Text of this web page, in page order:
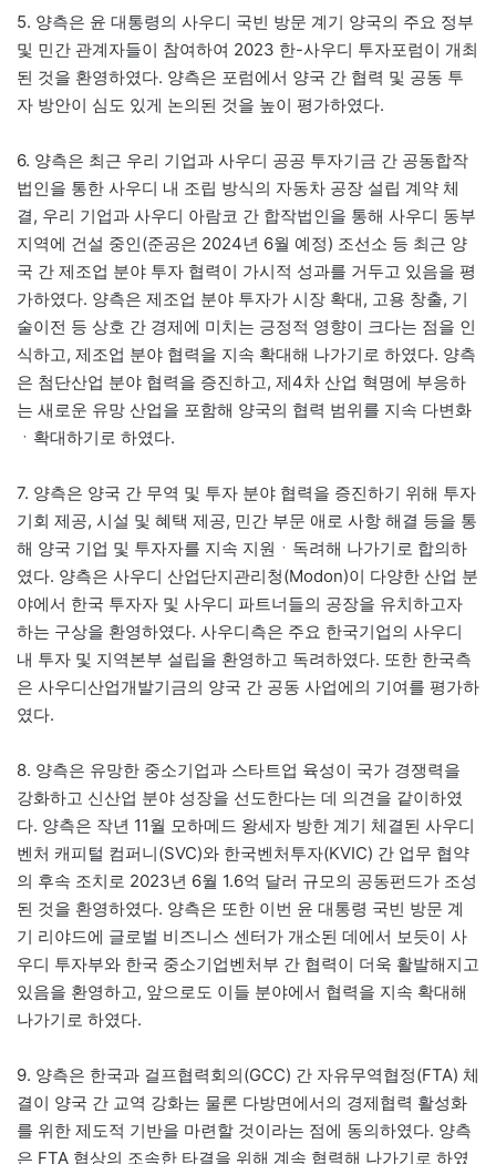
5. 양측은 윤 대통령의 사우디 국빈 방문 계기 양국의 주요 정부
및 민간 관계자들이 참여하여 2023 한-사우디 투자포럼이 개최
된 것을 환영하였다. 양측은 포럼에서 양국 간 협력 및 공동 투
자 방안이 심도 있게 논의된 것을 높이 평가하였다.
6. 양측은 최근 우리 기업과 사우디 공공 투자기금 간 공동합작
법인을 통한 사우디 내 조립 방식의 자동차 공장 설립 계약 체
결, 우리 기업과 사우디 아람코 간 합작법인을 통해 사우디 동부
지역에 건설 중인(준공은 2024년 6월 예정) 조선소 등 최근 양
국 간 제조업 분야 투자 협력이 가시적 성과를 거두고 있음을 평
가하였다. 양측은 제조업 분야 투자가 시장 확대, 고용 창출, 기
술이전 등 상호 간 경제에 미치는 긍정적 영향이 크다는 점을 인
식하고, 제조업 분야 협력을 지속 확대해 나가기로 하였다. 양측
은 첨단산업 분야 협력을 증진하고, 제4차 산업 혁명에 부응하
는 새로운 유망 산업을 포함해 양국의 협력 범위를 지속 다변화
ㆍ확대하기로 하였다.
7. 양측은 양국 간 무역 및 투자 분야 협력을 증진하기 위해 투자
기회 제공, 시설 및 혜택 제공, 민간 부문 애로 사항 해결 등을 통
해 양국 기업 및 투자자를 지속 지원ㆍ독려해 나가기로 합의하
였다. 양측은 사우디 산업단지관리청(Modon)이 다양한 산업 분
야에서 한국 투자자 및 사우디 파트너들의 공장을 유치하고자
하는 구상을 환영하였다. 사우디측은 주요 한국기업의 사우디
내 투자 및 지역본부 설립을 환영하고 독려하였다. 또한 한국측
은 사우디산업개발기금의 양국 간 공동 사업에의 기여를 평가하
였다.
8. 양측은 유망한 중소기업과 스타트업 육성이 국가 경쟁력을
강화하고 신산업 분야 성장을 선도한다는 데 의견을 같이하였
다. 양측은 작년 11월 모하메드 왕세자 방한 계기 체결된 사우디
벤처 캐피털 컴퍼니(SVC)와 한국벤처투자(KVIC) 간 업무 협약
의 후속 조치로 2023년 6월 1.6억 달러 규모의 공동펀드가 조성
된 것을 환영하였다. 양측은 또한 이번 윤 대통령 국빈 방문 계
기 리야드에 글로벌 비즈니스 센터가 개소된 데에서 보듯이 사
우디 투자부와 한국 중소기업벤처부 간 협력이 더욱 활발해지고
있음을 환영하고, 앞으로도 이들 분야에서 협력을 지속 확대해
나가기로 하였다.
9. 양측은 한국과 걸프협력회의(GCC) 간 자유무역협정(FTA) 체
결이 양국 간 교역 강화는 물론 다방면에서의 경제협력 활성화
를 위한 제도적 기반을 마련할 것이라는 점에 동의하였다. 양측
은 FTA 협상의 조속한 타결을 위해 계속 협력해 나가기로 하였